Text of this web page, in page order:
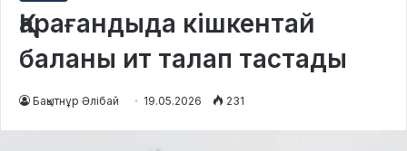
Қарағандыда кішкентай
баланы ит талап тастады
Бақытнұр Әлібай 19.05.2026 231